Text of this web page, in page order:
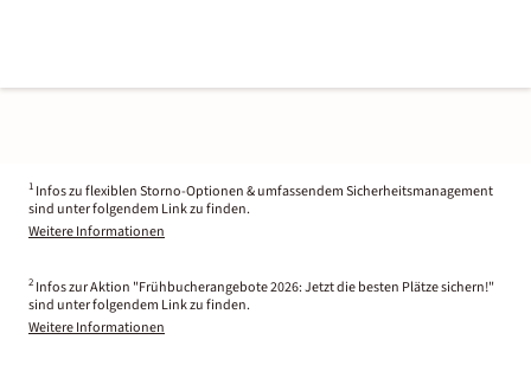
1 Infos zu flexiblen Storno-Optionen & umfassendem Sicherheitsmanagement
sind unter folgendem Link zu finden.
Weitere Informationen
2 Infos zur Aktion "Frühbucherangebote 2026: Jetzt die besten Plätze sichern!"
sind unter folgendem Link zu finden.
Weitere Informationen